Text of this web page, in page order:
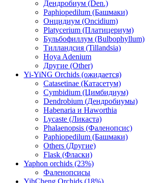
Дендробиум (Den.)
Paphiopedilum (Башмаки)
Онцидиум (Oncidium)
Platycerium (Платицериум)
Бульбофиллум (Bulbophyllum)
Тилландсия (Tillandsia)
Hoya Adenium
Другие (Other)
Yi-YiNG Orchids (ожидается)
Catasetinae (Катасетум)
Cymbidium (Цимбидиум)
Dendrobium (Дендробиумы)
Habenaria и Haworthia
Lycaste (Ликаста)
Phalaenopsis (Фаленопсис)
Paphiopedilum (Башмаки)
Others (Другие)
Flask (Фласки)
Yaphon orchids (23%)
Фаленопсисы
YihCheng Orchids (18%)